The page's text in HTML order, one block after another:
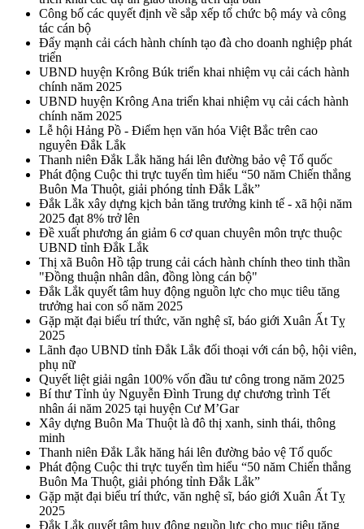
Công bố các quyết định về sắp xếp tổ chức bộ máy và công
tác cán bộ
Đẩy mạnh cải cách hành chính tạo đà cho doanh nghiệp phát
triển
UBND huyện Krông Búk triển khai nhiệm vụ cải cách hành
chính năm 2025
UBND huyện Krông Ana triển khai nhiệm vụ cải cách hành
chính năm 2025
Lễ hội Hảng Pồ - Điểm hẹn văn hóa Việt Bắc trên cao
nguyên Đắk Lắk
Thanh niên Đắk Lắk hăng hái lên đường bảo vệ Tổ quốc
Phát động Cuộc thi trực tuyến tìm hiểu “50 năm Chiến thắng
Buôn Ma Thuột, giải phóng tỉnh Đắk Lắk”
Đắk Lắk xây dựng kịch bản tăng trưởng kinh tế - xã hội năm
2025 đạt 8% trở lên
Đề xuất phương án giảm 6 cơ quan chuyên môn trực thuộc
UBND tỉnh Đắk Lắk
Thị xã Buôn Hồ tập trung cải cách hành chính theo tinh thần
"Đồng thuận nhân dân, đồng lòng cán bộ"
Đắk Lắk quyết tâm huy động nguồn lực cho mục tiêu tăng
trưởng hai con số năm 2025
Gặp mặt đại biểu trí thức, văn nghệ sĩ, báo giới Xuân Ất Tỵ
2025
Lãnh đạo UBND tỉnh Đắk Lắk đối thoại với cán bộ, hội viên,
phụ nữ
Quyết liệt giải ngân 100% vốn đầu tư công trong năm 2025
Bí thư Tỉnh ủy Nguyễn Đình Trung dự chương trình Tết
nhân ái năm 2025 tại huyện Cư M’Gar
Xây dựng Buôn Ma Thuột là đô thị xanh, sinh thái, thông
minh
Thanh niên Đắk Lắk hăng hái lên đường bảo vệ Tổ quốc
Phát động Cuộc thi trực tuyến tìm hiểu “50 năm Chiến thắng
Buôn Ma Thuột, giải phóng tỉnh Đắk Lắk”
Gặp mặt đại biểu trí thức, văn nghệ sĩ, báo giới Xuân Ất Tỵ
2025
Đắk Lắk quyết tâm huy động nguồn lực cho mục tiêu tăng